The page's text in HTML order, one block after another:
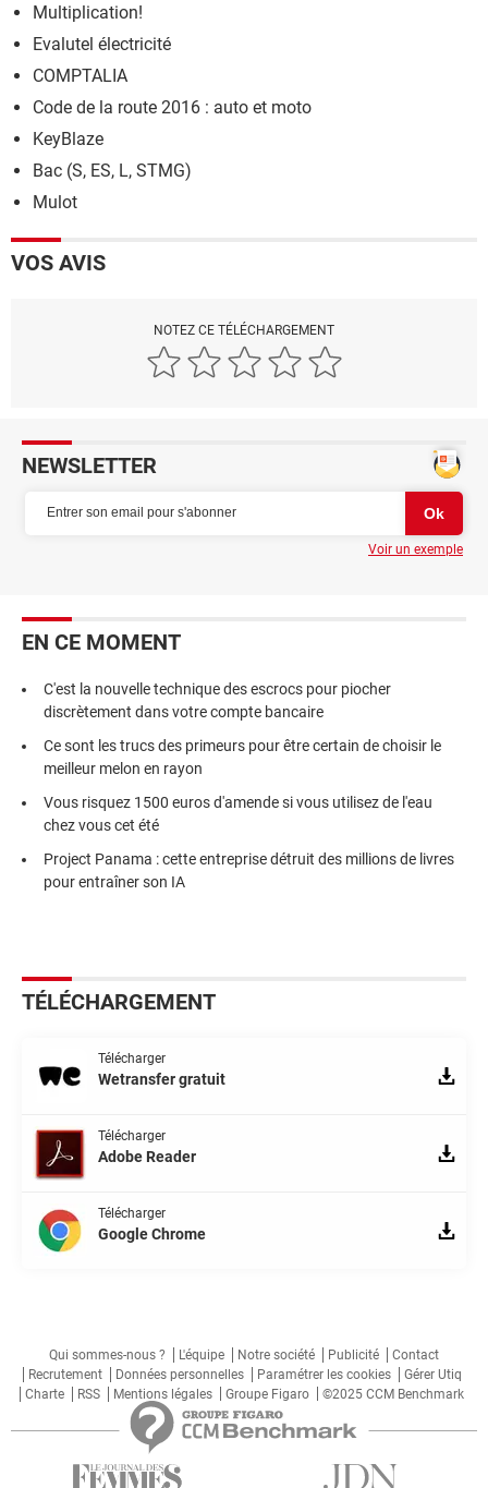
Multiplication!
Evalutel électricité
COMPTALIA
Code de la route 2016 : auto et moto
KeyBlaze
Bac (S, ES, L, STMG)
Mulot
VOS AVIS
NOTEZ CE TÉLÉCHARGEMENT
NEWSLETTER
Voir un exemple
EN CE MOMENT
C'est la nouvelle technique des escrocs pour piocher
discrètement dans votre compte bancaire
Ce sont les trucs des primeurs pour être certain de choisir le
meilleur melon en rayon
Vous risquez 1500 euros d'amende si vous utilisez de l'eau
chez vous cet été
Project Panama : cette entreprise détruit des millions de livres
pour entraîner son IA
TÉLÉCHARGEMENT
Télécharger
Wetransfer gratuit
Télécharger
Adobe Reader
Télécharger
Google Chrome
Qui sommes-nous ? L'équipe Notre société Publicité
Contact
Recrutement
Données personnelles Paramétrer les cookies
Gérer Utiq
Charte
RSS Mentions légales Groupe Figaro ©2025 CCM Benchmark